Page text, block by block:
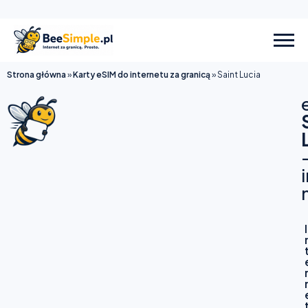
Strona główna»Karty eSIM do internetu za granicą»Saint Lucia
I
r